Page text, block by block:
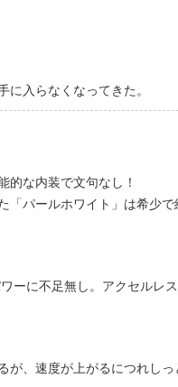
に入らなくなってきた。
的な内装で文句なし！
「パールホワイト」は希少で
ーに不足無し。アクセルレ
が、速度が上がるにつれし